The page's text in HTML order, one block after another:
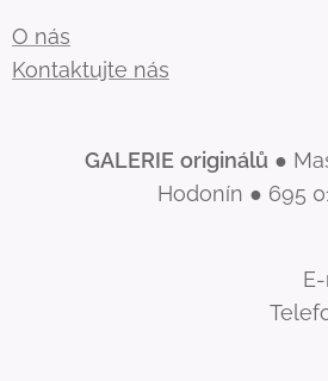
O nás
Kontaktujte nás
GALERIE originálů ●
Hodonín ● 695